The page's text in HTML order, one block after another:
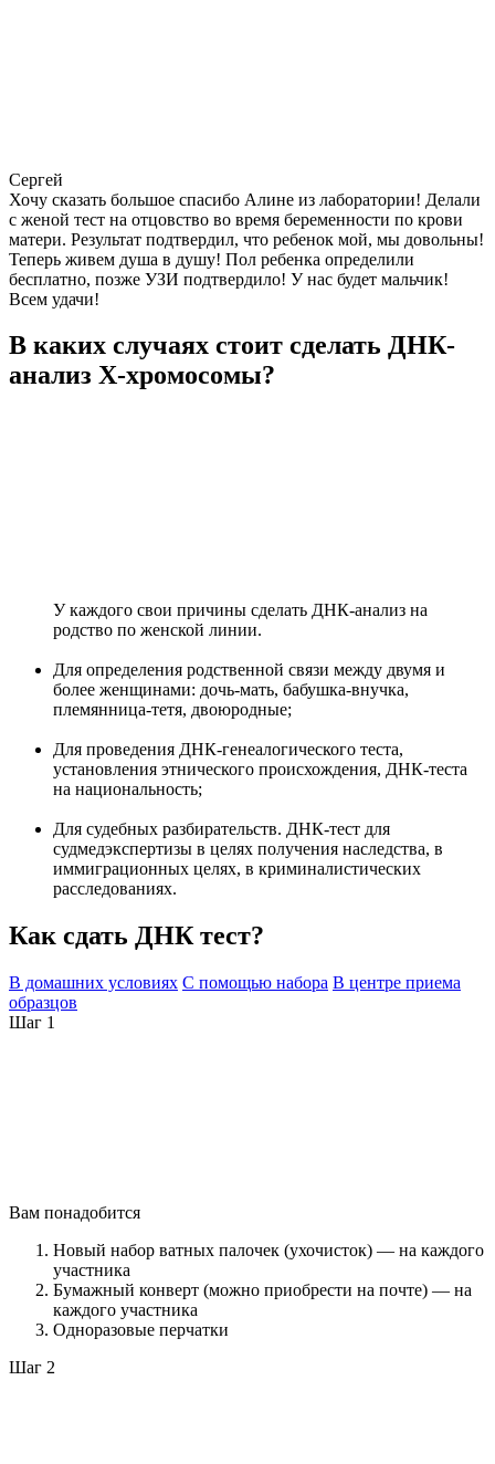
Сергей
Хочу сказать большое спасибо Алине из лаборатории! Делали
с женой тест на отцовство во время беременности по крови
матери. Результат подтвердил, что ребенок мой, мы довольны!
Теперь живем душа в душу! Пол ребенка определили
бесплатно, позже УЗИ подтвердило! У нас будет мальчик!
Всем удачи!
В каких случаях стоит сделать ДНК-
анализ X-хромосомы?
У каждого свои причины сделать ДНК-анализ на
родство по женской линии.
Для определения родственной связи между двумя и
более женщинами: дочь-мать, бабушка-внучка,
племянница-тетя, двоюродные;
Для проведения ДНК-генеалогического теста,
установления этнического происхождения, ДНК-теста
на национальность;
Для судебных разбирательств. ДНК-тест для
судмедэкспертизы в целях получения наследства, в
иммиграционных целях, в криминалистических
расследованиях.
Как сдать ДНК тест?
В домашних условиях С помощью набора В центре приема
образцов
Шаг 1
Вам понадобится
Новый набор ватных палочек (ухочисток) — на каждого
участника
Бумажный конверт (можно приобрести на почте) — на
каждого участника
Одноразовые перчатки
Шаг 2